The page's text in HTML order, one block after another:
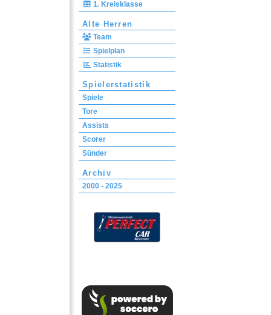
1. Kreisklasse
Alte Herren
Team
Spielplan
Statistik
Spielerstatistik
Spiele
Tore
Assists
Scorer
Sünder
Archiv
2000 - 2025